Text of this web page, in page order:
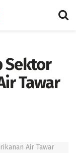
Sektor
Tawar